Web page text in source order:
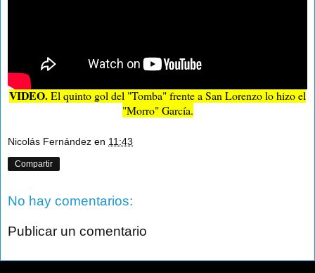
VIDEO.El quinto gol del "Tomba" frente a San Lorenzo lo hizo el
"Morro" García.
Nicolás Fernández en 11:43
Compartir
No hay comentarios:
Publicar un comentario